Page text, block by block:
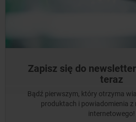
Zapisz się do
teraz
Bądź pierwszym, który otrzyma
produktach i powiadomienia z
internetowego!